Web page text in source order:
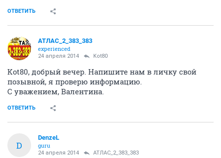
ОТВЕТИТЬ
АТЛАС_2_383_383
experienced
24 апреля 2014 Kot80
Kot80, добрый вечер. Напишите нам в личку свой
позывной, я проверю информацию.
С уважением, Валентина.
ОТВЕТИТЬ
D
DenzeL
guru
24 апреля 2014 АТЛАС_2_383_383